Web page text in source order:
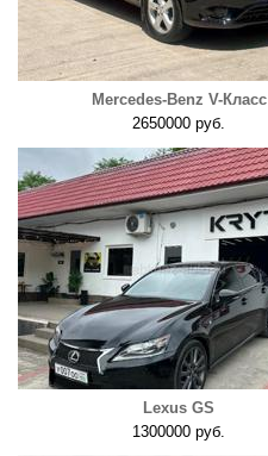
Mercedes-Benz V-Класс
2650000 руб.
Lexus GS
1300000 руб.